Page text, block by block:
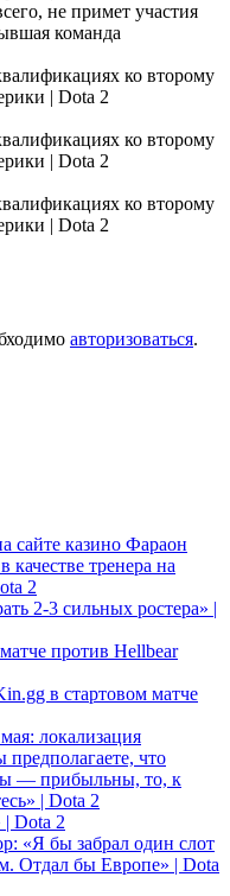
не примет участия
команда
авторизоваться.
сайте казино Фараон
качестве тренера на
2
2-3 сильных ростера» |
против Hellbear
в стартовом матче
локализация
что
— прибыльны, то, к
| Dota 2
Dota 2
«Я бы забрал один слот
Отдал бы Европе» | Dota